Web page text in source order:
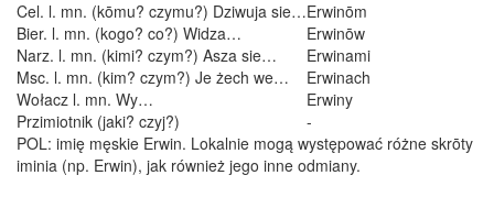
Cel. l. mn. (kōmu? czymu?) Dziwuja sie…Erwinōm
Bier. l. mn. (kogo? co?) Widza…
Erwinōw
Narz. l. mn. (kimi? czym?) Asza sie…
Erwinami
Msc. l. mn. (kim? czym?) Je żech we…
Erwinach
Wołacz l. mn. Wy…
Erwiny
Przimiotnik (jaki? czyj?)
-
POL: imię męskie Erwin. Lokalnie mogą występować różne skrōty
iminia (np. Erwin), jak również jego inne odmiany.